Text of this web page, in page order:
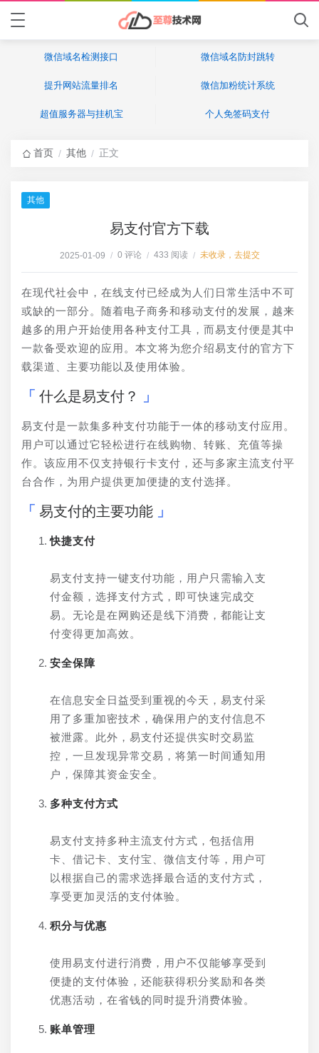
微信域名检测接口 微信域名防封跳转
提升网站流量排名 微信加粉统计系统
超值服务器与挂机宝 个人免签码支付
首页 / 其他 / 正文
其他
易支付官方下载
2025-01-09 / 0 评论 / 433 阅读 / 未收录，去提交
在现代社会中，在线支付已经成为人们日常生活中不可
或缺的一部分。随着电子商务和移动支付的发展，越来
越多的用户开始使用各种支付工具，而易支付便是其中
一款备受欢迎的应用。本文将为您介绍易支付的官方下
载渠道、主要功能以及使用体验。
什么是易支付？
易支付是一款集多种支付功能于一体的移动支付应用。
用户可以通过它轻松进行在线购物、转账、充值等操
作。该应用不仅支持银行卡支付，还与多家主流支付平
台合作，为用户提供更加便捷的支付选择。
易支付的主要功能
快捷支付
易支付支持一键支付功能，用户只需输入支
付金额，选择支付方式，即可快速完成交
易。无论是在网购还是线下消费，都能让支
付变得更加高效。
安全保障
在信息安全日益受到重视的今天，易支付采
用了多重加密技术，确保用户的支付信息不
被泄露。此外，易支付还提供实时交易监
控，一旦发现异常交易，将第一时间通知用
户，保障其资金安全。
多种支付方式
易支付支持多种主流支付方式，包括信用
卡、借记卡、支付宝、微信支付等，用户可
以根据自己的需求选择最合适的支付方式，
享受更加灵活的支付体验。
积分与优惠
使用易支付进行消费，用户不仅能够享受到
便捷的支付体验，还能获得积分奖励和各类
优惠活动，在省钱的同时提升消费体验。
账单管理